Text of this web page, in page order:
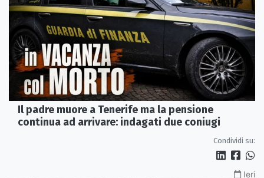
Il padre muore a Tenerife ma la pensione
continua ad arrivare: indagati due coniugi
Condividi su:
Ieri